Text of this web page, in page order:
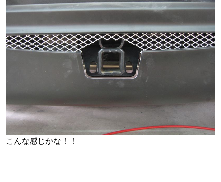
こんな感じかな！！